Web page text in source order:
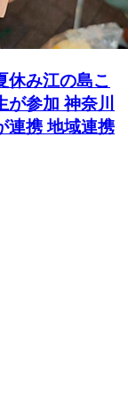
休み江の島こ
参加 神奈川
連携 地域連携